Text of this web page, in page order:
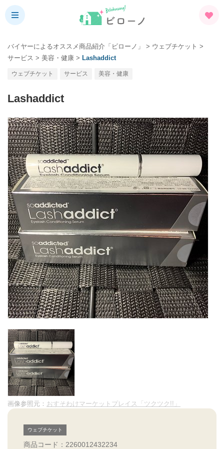
バイヤーによるオススメ商品紹介「ビローノ」 > ウェブチケット >
サービス > 美容・健康 > Lashaddict
ウェブチケット サービス 美容・健康
Lashaddict
画像参照元： おすそわけマーケットプレイス「ツクツク!!」
ウェブチケット
商品コード：2260012432234